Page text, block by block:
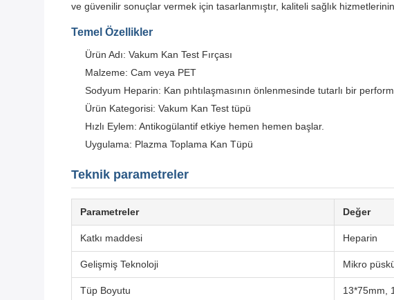
ve güvenilir sonuçlar vermek için tasarlanmıştır, kaliteli sağlık
Temel Özellikler
Ürün Adı: Vakum Kan Test Fırçası
Malzeme: Cam veya PET
Sodyum Heparin: Kan pıhtılaşmasının önlenmesinde tutarlı bir
Ürün Kategorisi: Vakum Kan Test tüpü
Hızlı Eylem: Antikogülantif etkiye hemen hemen başlar.
Uygulama: Plazma Toplama Kan Tüpü
Teknik parametreler
Parametreler Değer
Katkı maddesi Heparin
Gelişmiş Teknoloji Mikro
Tüp Boyutu 13*75mm,